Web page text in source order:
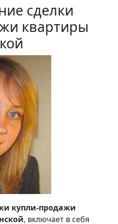
сделки
квартиры
купли-продажи
, включает в себя